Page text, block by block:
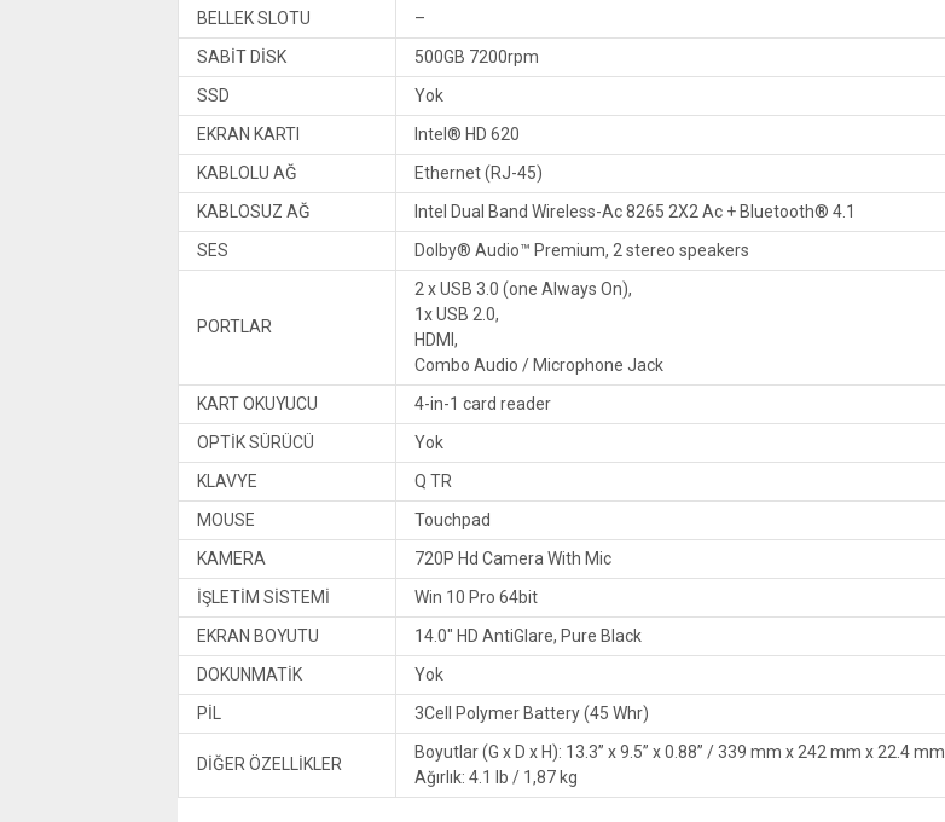
BELLEK SLOTU
–
SABİT DİSK
500GB 7200rpm
SSD
Yok
EKRAN KARTI
Intel® HD 620
KABLOLU AĞ
Ethernet (RJ-45)
KABLOSUZ AĞ
Intel Dual Band Wireless-Ac 8265 2X2 Ac + Bluetooth® 4.1
SES
Dolby® Audio™ Premium, 2 stereo speakers
PORTLAR
2 x USB 3.0 (one Always On),
1x USB 2.0,
HDMI,
Combo Audio / Microphone Jack
KART OKUYUCU
4-in-1 card reader
OPTİK SÜRÜCÜ
Yok
KLAVYE
Q TR
MOUSE
Touchpad
KAMERA
720P Hd Camera With Mic
İŞLETİM SİSTEMİ
Win 10 Pro 64bit
EKRAN BOYUTU
14.0″ HD AntiGlare, Pure Black
DOKUNMATİK
Yok
PİL
3Cell Polymer Battery (45 Whr)
DİĞER ÖZELLİKLER
Boyutlar (G x D x H): 13.3” x 9.5” x 0.88” / 339 mm x 242 mm x 22.4 mm
Ağırlık: 4.1 lb / 1,87 kg